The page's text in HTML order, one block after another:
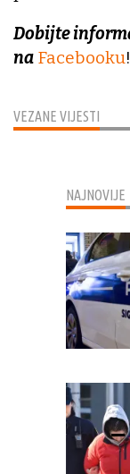
VEZANE VIJESTI
Dobijte
na Facebooku!
NAJNOVIJE